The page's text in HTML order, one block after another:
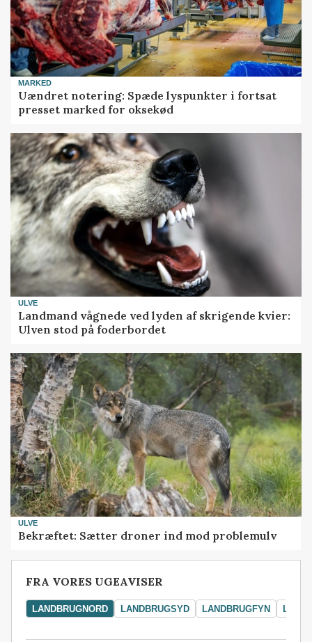
MARKED
Uændret notering: Spæde lyspunkter i fortsat
presset marked for oksekød
ULVE
Landmand vågnede ved lyden af skrigende kvier:
Ulven stod på foderbordet
ULVE
Bekræftet: Sætter droner ind mod problemulv
FRA VORES UGEAVISER
LANDBRUGNORD LANDBRUGSYD LANDBRUGFYN